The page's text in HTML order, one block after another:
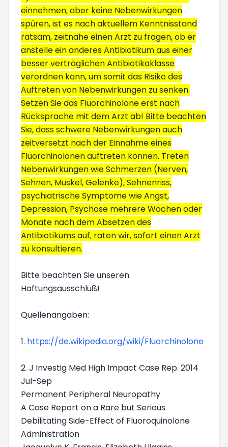
einnehmen, aber keine Nebenwirkungen
spüren, ist es nach aktuellem Kenntnisstand
ratsam, zeitnahe einen Arzt zu fragen, ob er
anstelle ein anderes Antibiotikum aus einer
besser verträglichen Antibiotikaklasse
verordnen kann, um somit das Risiko des
Auftreten von Nebenwirkungen zu senken.
Setzen Sie das Fluorchinolone erst nach
Rücksprache mit dem Arzt ab! Bitte beachten
Sie, dass schwere Nebenwirkungen auch
zeitversetzt nach der Einnahme eines
Fluorchinolonen auftreten können. Treten
Nebenwirkungen wie Schmerzen (Nerven,
Sehnen, Muskel, Gelenke), Sehnenriss,
psychiatrische Symptome wie Angst,
Depression, Psychose mehrere Wochen oder
Monate nach dem Absetzen des
Antibiotikums auf, raten wir, sofort einen Arzt
zu konsultieren.
Bitte beachten Sie unseren
Haftungsausschluß!
Quellenangaben:
1. https://de.wikipedia.org/wiki/Fluorchinolone
2. J Investig Med High Impact Case Rep. 2014
Jul-Sep
Permanent Peripheral Neuropathy
A Case Report on a Rare but Serious
Debilitating Side-Effect of Fluoroquinolone
Administration